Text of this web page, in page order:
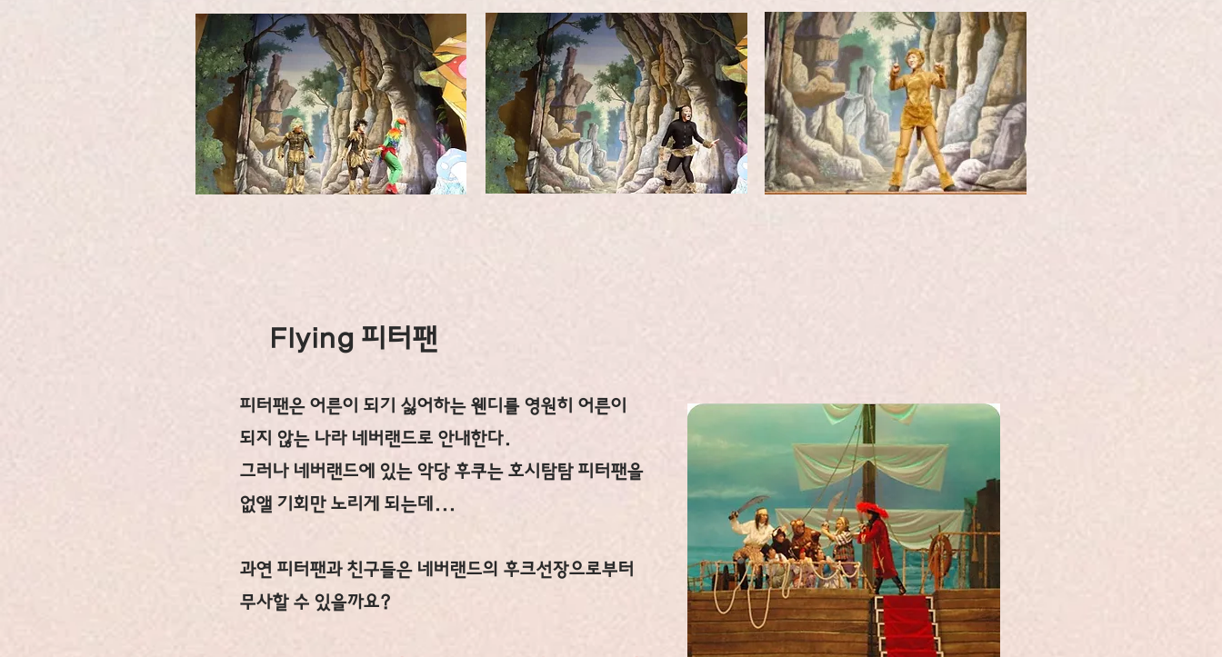
피터팬은 어른이 되기 싫어하는 웬디를 영원히 어른이
되지 않는 나라 네버랜드로 안내한다.
그러나 네버랜드에 있는 악당 후쿠는 호시탐탐 피터팬을
없앨 기회만 노리게 되는데...
과연 피터팬과 친구들은 네버랜드의 후크선장으로부터
무사할 수 있을까요?
Flying 피터팬